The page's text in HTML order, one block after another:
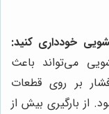
خودداری کنید:
می‌تواند باعث
بر روی قطعات
از بارگیری بیش از